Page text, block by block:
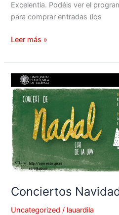
Excelentia. Podéis ver el
para comprar entradas (los
Leer más »
Conciertos
Uncategorized / lauardila
Conciertos
Navidad
2016